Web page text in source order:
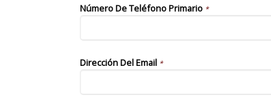
Número De Teléfono Primario *
Dirección Del Email *